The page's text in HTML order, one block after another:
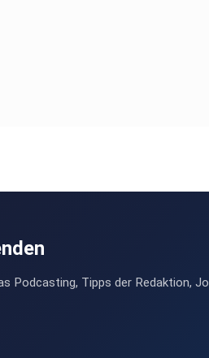
Podcasting, Tipps der Redaktion,